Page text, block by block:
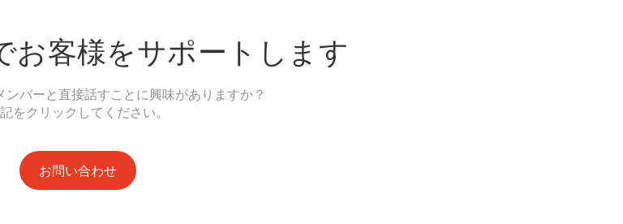
お客様をサポートします
バーと直接話すことに興味がありますか？
をクリックしてください。
お問い合わせ